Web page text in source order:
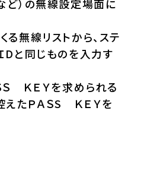
ど）の無線設定場面に
る無線リストから、ステ
Dと同じものを入力す
Ｓ ＫＥＹを求められる
えたＰＡＳS ＫＥＹを